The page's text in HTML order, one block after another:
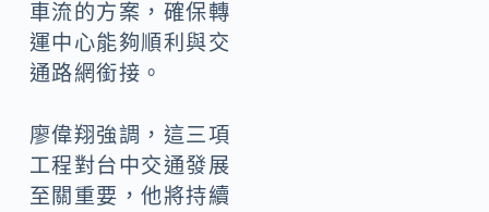
車流的方案，確保轉
運中心能夠順利與交
通路網銜接。
廖偉翔強調，這三項
工程對台中交通發展
至關重要，他將持續